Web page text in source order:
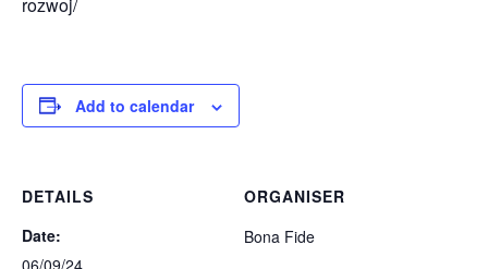
Add to calendar
DETAILS
Date:
06/09/24
ORGANISER
Bona Fide